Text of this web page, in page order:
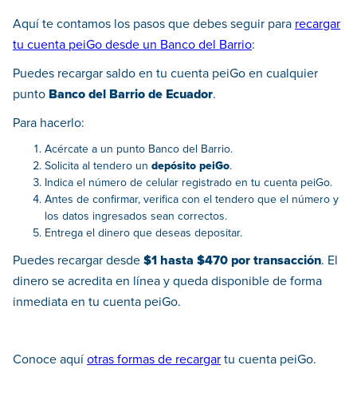
Aquí te contamos los pasos que debes seguir para recargar
tu cuenta peiGo desde un Banco del Barrio:
Puedes recargar saldo en tu cuenta peiGo en cualquier
punto Banco del Barrio de Ecuador.
Para hacerlo:
Acércate a un punto Banco del Barrio.
Solicita al tendero un depósito peiGo.
Indica el número de celular registrado en tu cuenta peiGo.
Antes de confirmar, verifica con el tendero que el número y
los datos ingresados sean correctos.
Entrega el dinero que deseas depositar.
Puedes recargar desde $1 hasta $470 por transacción. El
dinero se acredita en línea y queda disponible de forma
inmediata en tu cuenta peiGo.
Conoce aquí otras formas de recargar tu cuenta peiGo.